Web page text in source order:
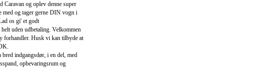
Caravan og oplev denne super
med og tager gerne DIN vogn i
os gi' et godt
uden udbetaling. Velkommen
forhandler. Husk vi kan tilbyde at
indgangsdør, i en del, med
opbevaringsrum og